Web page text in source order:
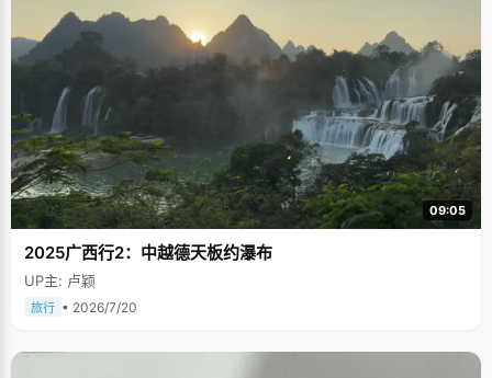
09:05
2025广西行2：中越德天板约瀑布
UP主: 卢颖
旅行 • 2026/7/20